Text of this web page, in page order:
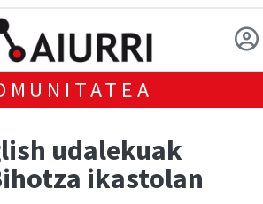
udalekuak
ikastolan